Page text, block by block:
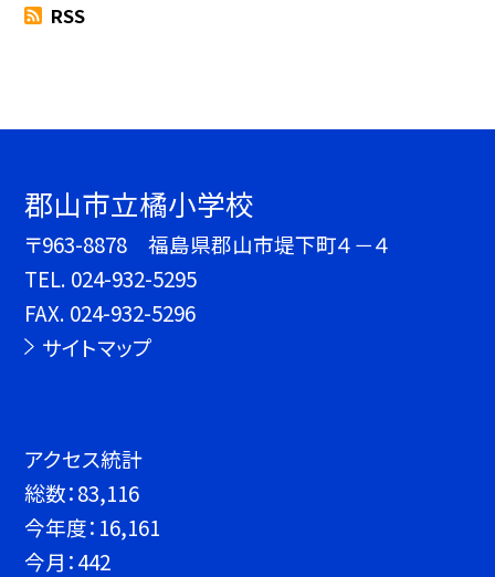
RSS
郡山市立橘小学校
〒963-8878 福島県郡山市堤下町４－４
TEL. 024-932-5295
FAX. 024-932-5296
サイトマップ
アクセス統計
総数：83,116
今年度： 16,161
今月：442